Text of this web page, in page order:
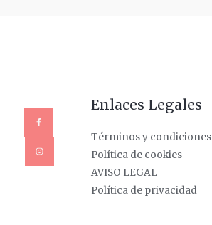
Enlaces Legales
Términos y condiciones
Política de cookies
AVISO LEGAL
Política de privacidad